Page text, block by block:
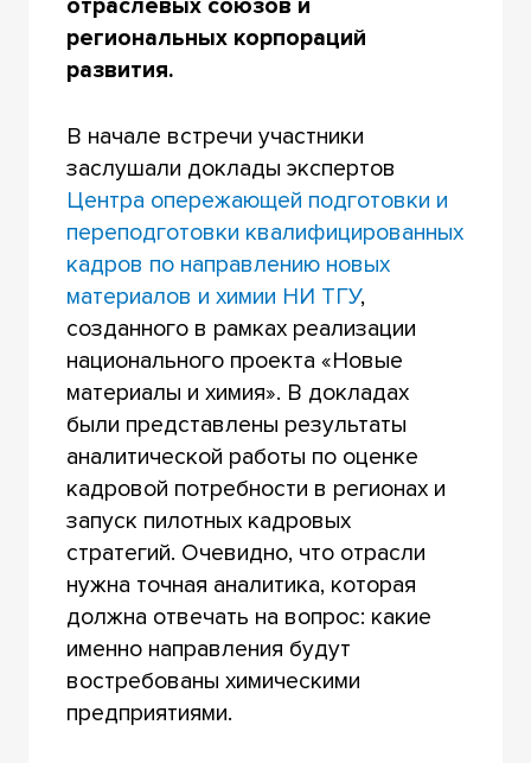
региональных корпораций
развития.
В начале встречи участники
заслушали доклады экспертов
Центра опережающей подготовки и
переподготовки квалифицированных
кадров по направлению новых
материалов и химии НИ ТГУ,
созданного в рамках реализации
национального проекта «Новые
материалы и химия». В докладах
были представлены результаты
аналитической работы по оценке
кадровой потребности в регионах и
запуск пилотных кадровых
стратегий. Очевидно, что отрасли
нужна точная аналитика, которая
должна отвечать на вопрос: какие
именно направления будут
востребованы химическими
предприятиями.